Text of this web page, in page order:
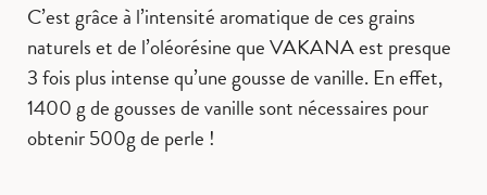
C’est grâce à l’intensité aromatique de ces grains
naturels et de l’oléorésine que VAKANA est presque
3 fois plus intense qu’une gousse de vanille. En effet,
1400 g de gousses de vanille sont nécessaires pour
obtenir 500g de perle !